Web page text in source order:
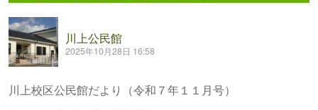
川上公民館
2025年10月28日 16:58
川上校区公民館だより（令和７年１１月号）